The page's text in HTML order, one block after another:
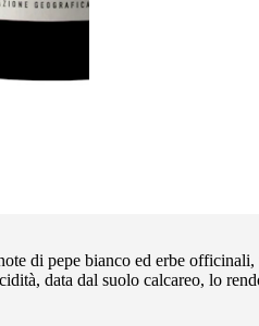
di pepe bianco ed erbe
data dal suolo calcareo, lo